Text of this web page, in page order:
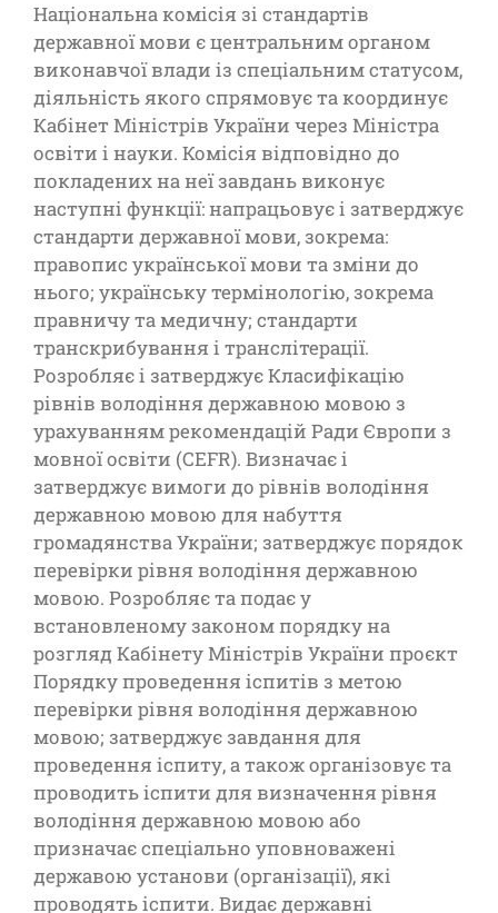
Національна комісія зі стандартів
державної мови є центральним органом
виконавчої влади із спеціальним статусом,
діяльність якого спрямовує та координує
Кабінет Міністрів України через Міністра
освіти і науки. Комісія відповідно до
покладених на неї завдань виконує
наступні функції: напрацьовує і затверджує
стандарти державної мови, зокрема:
правопис української мови та зміни до
нього; українську термінологію, зокрема
правничу та медичну; стандарти
транскрибування і транслітерації.
Розробляє і затверджує Класифікацію
рівнів володіння державною мовою з
урахуванням рекомендацій Ради Європи з
мовної освіти (CEFR). Визначає і
затверджує вимоги до рівнів володіння
державною мовою для набуття
громадянства України; затверджує порядок
перевірки рівня володіння державною
мовою. Розробляє та подає у
встановленому законом порядку на
розгляд Кабінету Міністрів України проєкт
Порядку проведення іспитів з метою
перевірки рівня володіння державною
мовою; затверджує завдання для
проведення іспиту, а також організовує та
проводить іспити для визначення рівня
володіння державною мовою або
призначає спеціально уповноважені
державою установи (організації), які
проводять іспити. Видає державні